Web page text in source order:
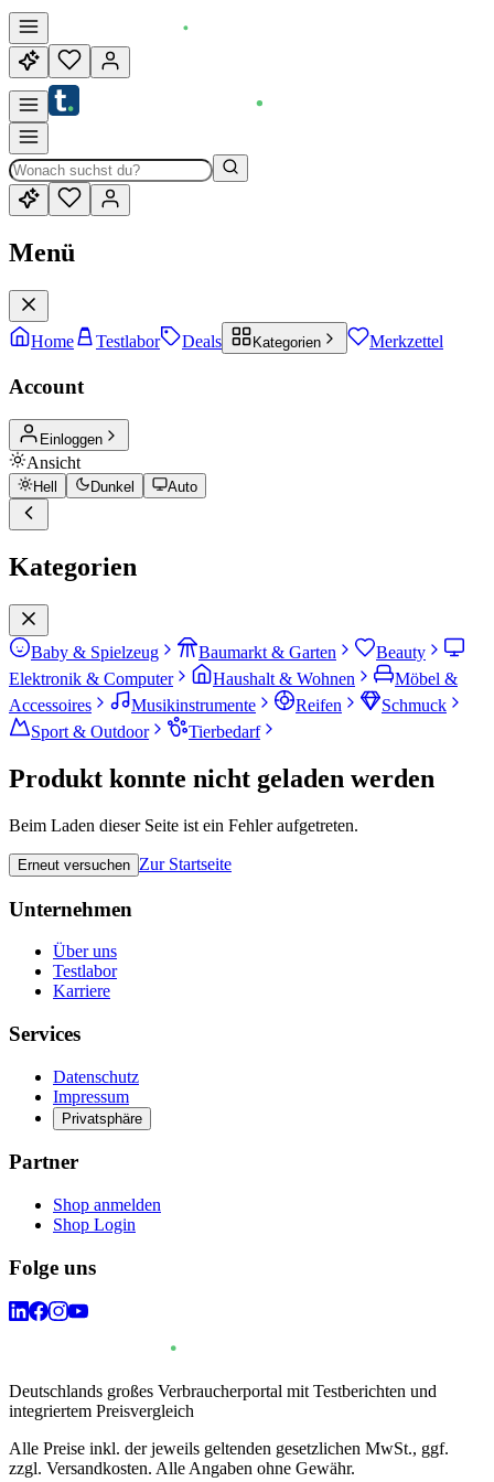
Menü
Home Testlabor Deals Kategorien Merkzettel
Account
Einloggen
Ansicht
Hell Dunkel Auto
Kategorien
Baby & Spielzeug Baumarkt & Garten
Beauty
Elektronik & Computer
Haushalt & Wohnen
Möbel &
Accessoires
Musikinstrumente Reifen
Schmuck
Sport & Outdoor
Tierbedarf
Produkt konnte nicht geladen werden
Beim Laden dieser Seite ist ein Fehler aufgetreten.
Erneut versuchen Zur Startseite
Unternehmen
Über uns
Testlabor
Karriere
Services
Datenschutz
Impressum
Privatsphäre
Partner
Shop anmelden
Shop Login
Folge uns
Deutschlands großes Verbraucherportal mit Testberichten und
integriertem Preisvergleich
Alle Preise inkl. der jeweils geltenden gesetzlichen MwSt., ggf.
zzgl. Versandkosten. Alle Angaben ohne Gewähr.